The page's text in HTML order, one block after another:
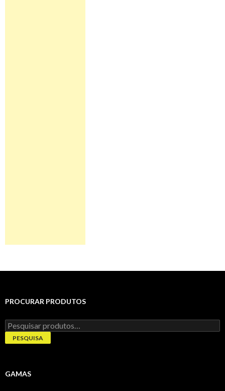
PROCURAR PRODUTOS
Pesquisar
por:
PESQUISA
GAMAS